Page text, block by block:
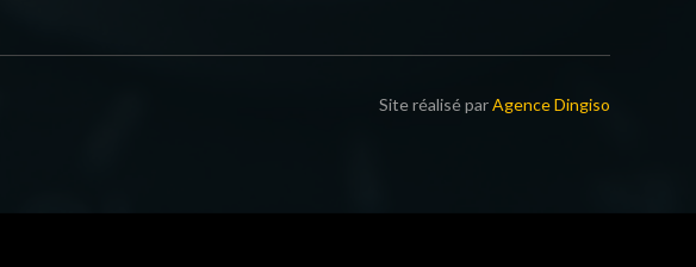
Site réalisé parAgence Dingiso